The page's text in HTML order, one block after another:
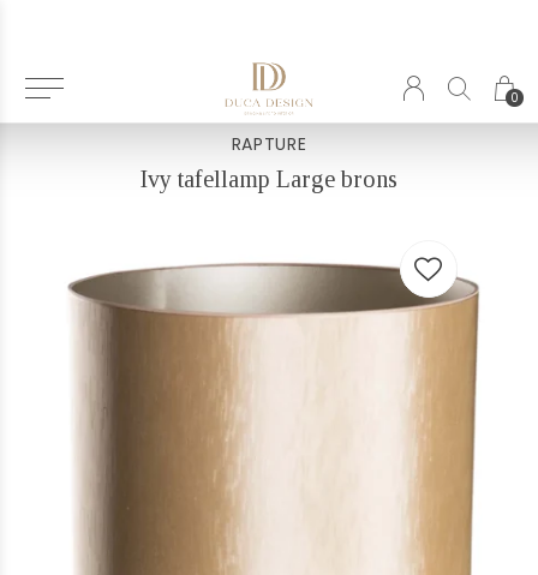
0
Terug
RAPTURE
Ivy tafellamp Large brons